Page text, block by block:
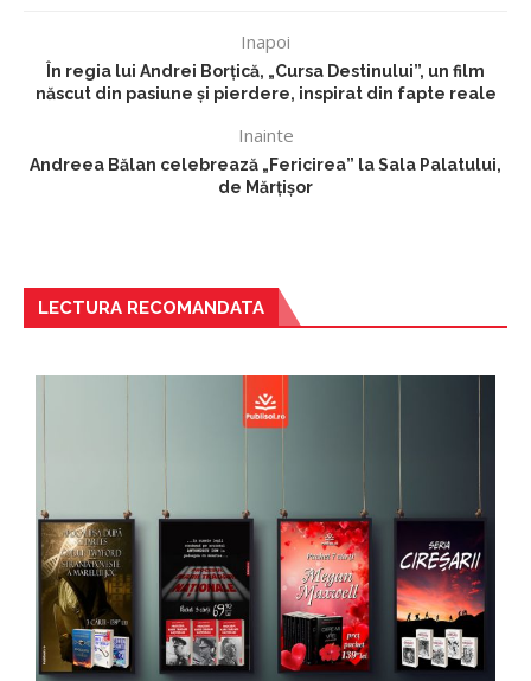
Inapoi
În regia lui Andrei Borțică, „Cursa Destinului”, un film
născut din pasiune și pierdere, inspirat din fapte reale
Inainte
Andreea Bălan celebrează „Fericirea” la Sala Palatului,
de Mărțișor
LECTURA RECOMANDATA